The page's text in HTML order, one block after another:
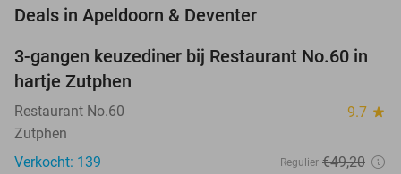
Deals in Apeldoorn & Deventer
39%
3-gangen keuzediner bij Restaurant No.60 in
hartje Zutphen
Restaurant No.60 9.7 star
Zutphen
Verkocht: 139
Regulier €49,20